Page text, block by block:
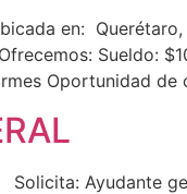
en:
Sueldo:
Oportunidad
Solicita: Ayudante